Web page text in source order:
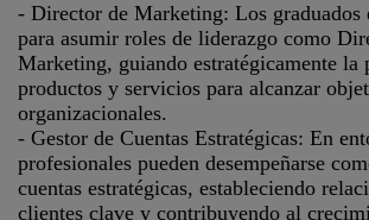
- Director de Marketing: Los graduados
para asumir roles de liderazgo como
Marketing, guiando estratégicamente la
productos y servicios para alcanzar
organizacionales.
- Gestor de Cuentas Estratégicas: En
profesionales pueden desempeñarse
cuentas estratégicas, estableciendo
clientes clave y contribuyendo al